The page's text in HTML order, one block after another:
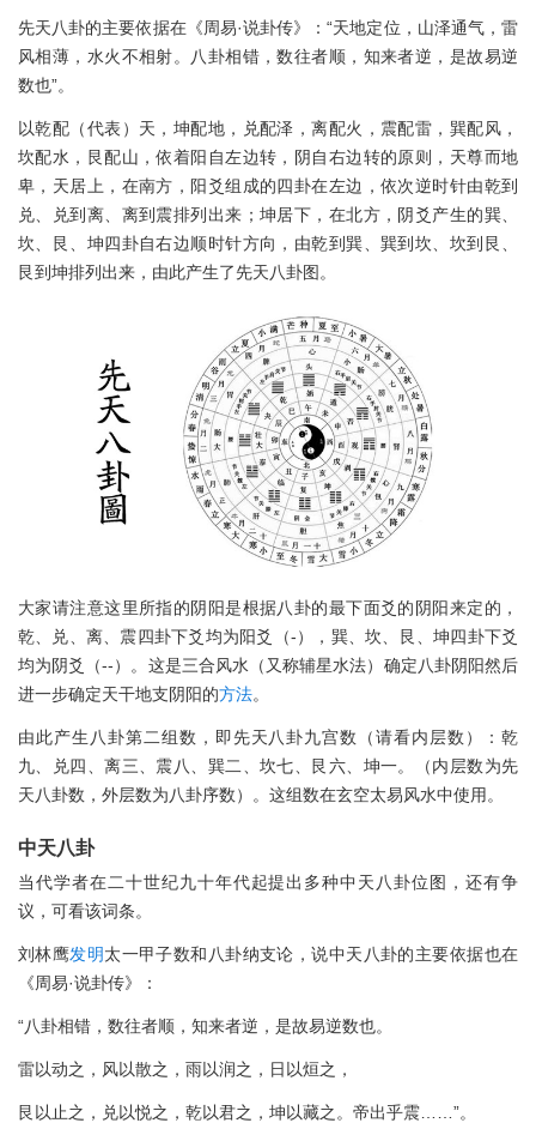
先天八卦的主要依据在《周易·说卦传》：“天地定位，山泽通气，雷
风相薄，水火不相射。八卦相错，数往者顺，知来者逆，是故易逆
数也”。
以乾配（代表）天，坤配地，兑配泽，离配火，震配雷，巽配风，
坎配水，艮配山，依着阳自左边转，阴自右边转的原则，天尊而地
卑，天居上，在南方，阳爻组成的四卦在左边，依次逆时针由乾到
兑、兑到离、离到震排列出来；坤居下，在北方，阴爻产生的巽、
坎、艮、坤四卦自右边顺时针方向，由乾到巽、巽到坎、坎到艮、
艮到坤排列出来，由此产生了先天八卦图。
大家请注意这里所指的阴阳是根据八卦的最下面爻的阴阳来定的，
乾、兑、离、震四卦下爻均为阳爻（-），巽、坎、艮、坤四卦下爻
均为阴爻（--）。这是三合风水（又称辅星水法）确定八卦阴阳然后
进一步确定天干地支阴阳的方法。
由此产生八卦第二组数，即先天八卦九宫数（请看内层数）：乾
九、兑四、离三、震八、巽二、坎七、艮六、坤一。（内层数为先
天八卦数，外层数为八卦序数）。这组数在玄空太易风水中使用。
中天八卦
当代学者在二十世纪九十年代起提出多种中天八卦位图，还有争
议，可看该词条。
刘林鹰发明太一甲子数和八卦纳支论，说中天八卦的主要依据也在
《周易·说卦传》：
“八卦相错，数往者顺，知来者逆，是故易逆数也。
雷以动之，风以散之，雨以润之，日以烜之，
艮以止之，兑以悦之，乾以君之，坤以藏之。帝出乎震……”。